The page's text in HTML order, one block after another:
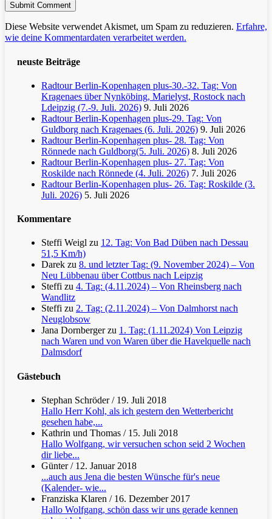
Diese Website verwendet Akismet, um Spam zu reduzieren. Erfahre,
wie deine Kommentardaten verarbeitet werden.
neuste Beiträge
Radtour Berlin-Kopenhagen plus-30.-32. Tag: Von
Kragenaes über Nynköbing, Marielyst, Rostock nach
Ldeipzig (7.-9. Juli. 2026) 9. Juli 2026
Radtour Berlin-Kopenhagen plus-29. Tag: Von
Guldborg nach Kragenaes (6. Juli. 2026) 9. Juli 2026
Radtour Berlin-Kopenhagen plus- 28. Tag: Von
Rönnede nach Guldborg(5. Juli. 2026) 8. Juli 2026
Radtour Berlin-Kopenhagen plus- 27. Tag: Von
Roskilde nach Rönnede (4. Juli. 2026) 7. Juli 2026
Radtour Berlin-Kopenhagen plus- 26. Tag: Roskilde (3.
Juli. 2026) 5. Juli 2026
Kommentare
Steffi Weigl zu 12. Tag: Von Bad Düben nach Dessau
51,5 Km/h)
Darek zu 8. und letzter Tag: (9. November 2024) – Von
Neu Lübbenau über Cottbus nach Leipzig
Steffi zu 4. Tag: (4.11.2024) – Von Rheinsberg nach
Wandlitz
Steffi zu 2. Tag: (2.11.2024) – Von Dalmhorst nach
Neuglobsow
Jana Dornbergerzu 1. Tag: (1.11.2024) Von Leipzig
nach Waren und von Waren über die Havelquelle nach
Dalmsdorf
Gästebuch
Stephan Schröder/ 19. Juli 2018
Hallo Herr Kohl, als ich gestern den Wetterbericht
gesehen habe,...
Kathrin und Thomas / 15. Juli 2018
Hallo Wolfgang, wir versuchen schon seid 2 Wochen
dir liebe...
Günter/ 12. Januar 2018
...auch aus Jena die besten Wünsche für's neue
(Kalender- wie...
Franziska Klaren / 16. Dezember 2017
Hallo Wolfgang, schön dass wir uns gerade kennen